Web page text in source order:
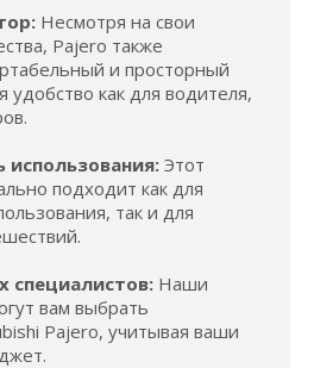
Несмотря на свои
Pajero также
и просторный
удобство как для водителя,
использования: Этот
подходит как для
так и для
Наши
вам выбрать
Pajero, учитывая ваши